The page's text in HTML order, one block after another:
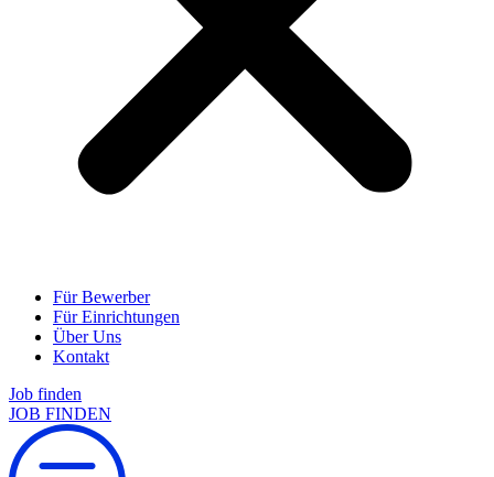
Für Bewerber
Für Einrichtungen
Über Uns
Kontakt
Job finden
JOB FINDEN